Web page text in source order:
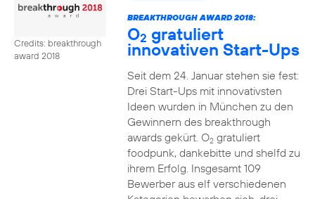
Credits: breakthrough
award 2018
BREAKTHROUGH AWARD 2018:
O2 gratuliert
innovativen Start-Ups
Seit dem 24. Januar stehen sie fest:
Drei Start-Ups mit innovativsten
Ideen wurden in München zu den
Gewinnern des breakthrough
awards gekürt. O2gratuliert
foodpunk, dankebitte und shelfd zu
ihrem Erfolg. Insgesamt 109
Bewerber aus elf verschiedenen